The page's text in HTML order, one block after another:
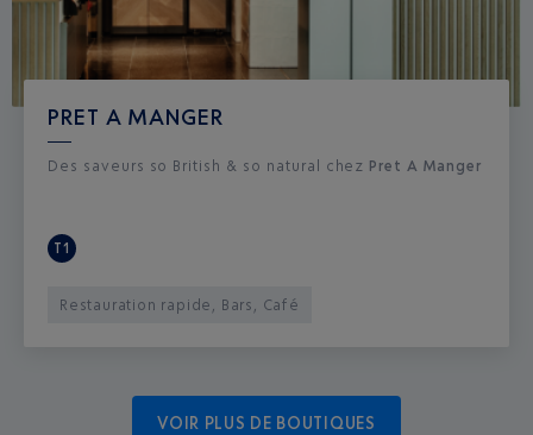
PRET A MANGER
Des saveurs so British & so natural chez Pret A Manger
T1
Restauration rapide, Bars, Café
VOIR PLUS DE BOUTIQUES